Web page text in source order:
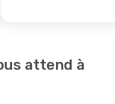
attend à